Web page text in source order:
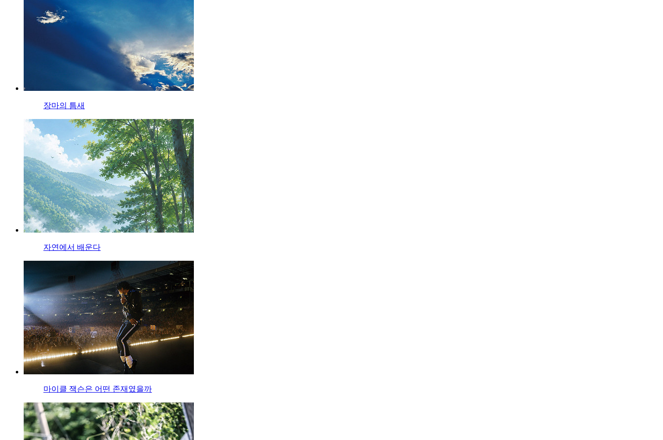
장마의 틈새
자연에서 배운다
마이클 잭슨은 어떤 존재였을까